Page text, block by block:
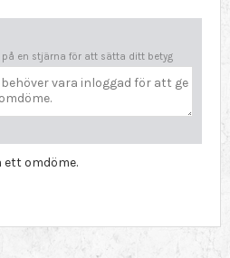
på en stjärna för att sätta ditt betyg
omdöme.